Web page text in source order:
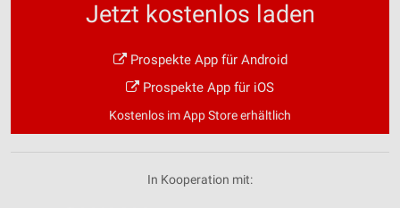
Jetzt kostenlos laden
Prospekte App für Android
Prospekte App für iOS
Kostenlos im App Store erhältlich
In Kooperation mit: